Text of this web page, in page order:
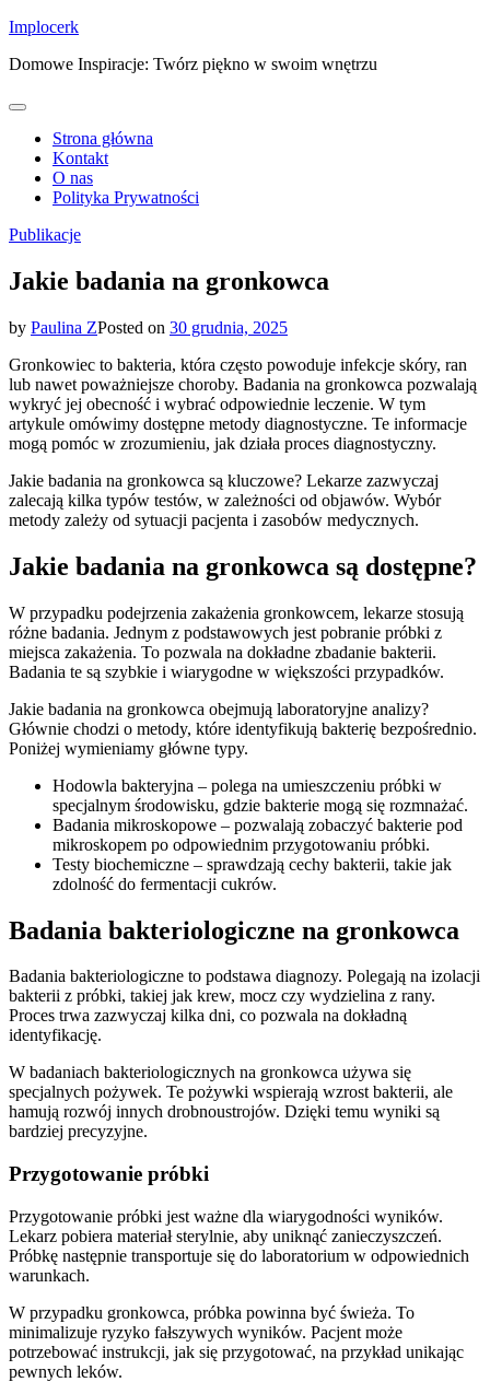
Skip
content
Implocerk
Domowe Inspiracje: Twórz piękno w swoim wnętrzu
Strona główna
Kontakt
O nas
Polityka Prywatności
Publikacje
Jakie badania na gronkowca
by Paulina ZPosted on 30 grudnia, 2025
Gronkowiec to bakteria, która często powoduje infekcje skóry, ran
lub nawet poważniejsze choroby. Badania na gronkowca pozwalają
wykryć jej obecność i wybrać odpowiednie leczenie. W tym
artykule omówimy dostępne metody diagnostyczne. Te informacje
mogą pomóc w zrozumieniu, jak działa proces diagnostyczny.
Jakie badania na gronkowca są kluczowe? Lekarze zazwyczaj
zalecają kilka typów testów, w zależności od objawów. Wybór
metody zależy od sytuacji pacjenta i zasobów medycznych.
Jakie badania na gronkowca są dostępne?
W przypadku podejrzenia zakażenia gronkowcem, lekarze stosują
różne badania. Jednym z podstawowych jest pobranie próbki z
miejsca zakażenia. To pozwala na dokładne zbadanie bakterii.
Badania te są szybkie i wiarygodne w większości przypadków.
Jakie badania na gronkowca obejmują laboratoryjne analizy?
Głównie chodzi o metody, które identyfikują bakterię bezpośrednio.
Poniżej wymieniamy główne typy.
Hodowla bakteryjna – polega na umieszczeniu próbki w
specjalnym środowisku, gdzie bakterie mogą się rozmnażać.
Badania mikroskopowe – pozwalają zobaczyć bakterie pod
mikroskopem po odpowiednim przygotowaniu próbki.
Testy biochemiczne – sprawdzają cechy bakterii, takie jak
zdolność do fermentacji cukrów.
Badania bakteriologiczne na gronkowca
Badania bakteriologiczne to podstawa diagnozy. Polegają na izolacji
bakterii z próbki, takiej jak krew, mocz czy wydzielina z rany.
Proces trwa zazwyczaj kilka dni, co pozwala na dokładną
identyfikację.
W badaniach bakteriologicznych na gronkowca używa się
specjalnych pożywek. Te pożywki wspierają wzrost bakterii, ale
hamują rozwój innych drobnoustrojów. Dzięki temu wyniki są
bardziej precyzyjne.
Przygotowanie próbki
Przygotowanie próbki jest ważne dla wiarygodności wyników.
Lekarz pobiera materiał sterylnie, aby uniknąć zanieczyszczeń.
Próbkę następnie transportuje się do laboratorium w odpowiednich
warunkach.
W przypadku gronkowca, próbka powinna być świeża. To
minimalizuje ryzyko fałszywych wyników. Pacjent może
potrzebować instrukcji, jak się przygotować, na przykład unikając
pewnych leków.